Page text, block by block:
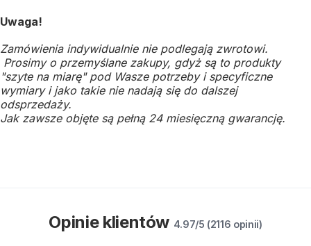
Uwaga!
Zamówienia indywidualnie nie podlegają zwrotowi.
Prosimy o przemyślane zakupy, gdyż są to produkty
"szyte na miarę" pod Wasze potrzeby i specyficzne
wymiary i jako takie nie nadają się do dalszej
odsprzedaży.
Jak zawsze objęte są pełną 24 miesięczną gwarancję.
Opinie klientów 4.97/5 (2116 opinii)